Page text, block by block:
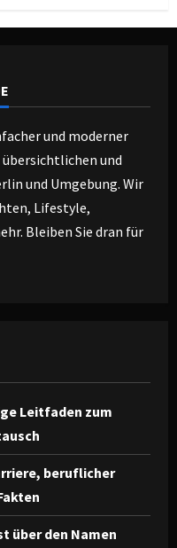
und moderner
und
und Umgebung. Wir
Lifestyle,
Bleiben Sie dran für
Leitfaden zum
beruflicher
über den Namen